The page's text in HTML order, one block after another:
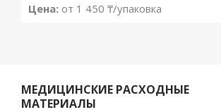
Цена: от 1 450 ₸/упаковка
МЕДИЦИНСКИЕ РАСХОДНЫЕ
МАТЕРИАЛЫ